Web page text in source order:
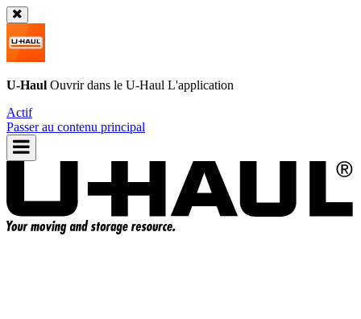
U-Haul Ouvrir dans le U-Haul L'application
Actif
Passer au contenu principal